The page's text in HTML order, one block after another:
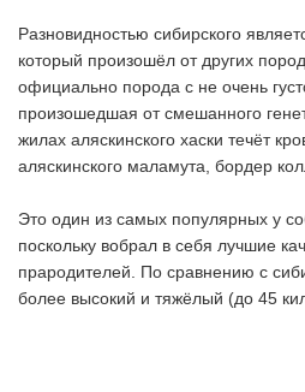
Разновидностью сибирского
который произошёл от других
официально порода с не очень
произошедшая от смешанного
жилах аляскинского хаски течёт
аляскинского маламута, бордер
Это один из самых популярных у
поскольку вобрал в себя лучшие
прародителей. По сравнению с
более высокий и тяжёлый (до 45